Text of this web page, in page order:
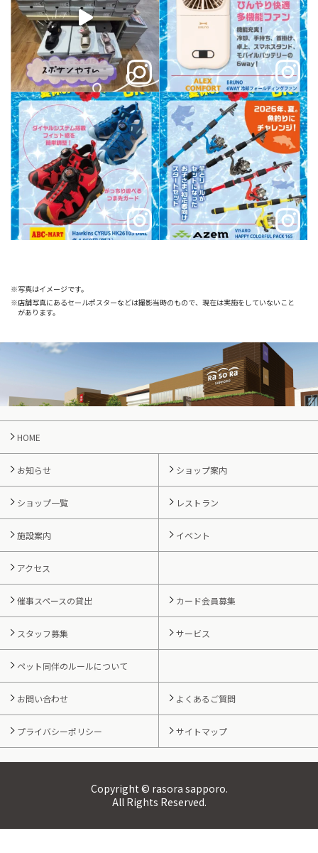
写真はイメージです。
店舗写真にあるセールポスターなどは撮影当時のもので、現在は実施をしていないこと
があります。
HOME
お知らせ ショップ案内
ショップ一覧 レストラン
施設案内 イベント
アクセス
催事スペースの貸出 カード会員募集
スタッフ募集 サービス
ペット同伴のルールについて
お問い合わせ よくあるご質問
プライバシーポリシー サイトマップ
Copyright © rasora sapporo.
All Rights Reserved.